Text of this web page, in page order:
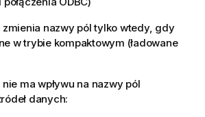
zmienia nazwy pól tylko wtedy, gdy
w trybie kompaktowym (ładowane
nie ma wpływu na nazwy pól
danych: